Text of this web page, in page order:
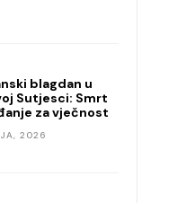
blagdan u
Sutjesci: Smrt
za vječnost
2026